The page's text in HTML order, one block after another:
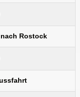
Rostock